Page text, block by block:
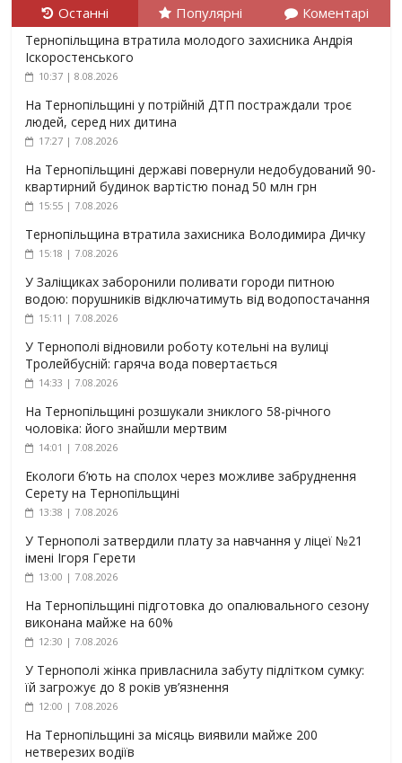
Останні Популярні Коментарі
Тернопільщина втратила молодого захисника Андрія
Іскоростенського
10:37 | 8.08.2026
На Тернопільщині у потрійній ДТП постраждали троє
людей, серед них дитина
17:27 | 7.08.2026
На Тернопільщині державі повернули недобудований 90-
квартирний будинок вартістю понад 50 млн грн
15:55 | 7.08.2026
Тернопільщина втратила захисника Володимира Дичку
15:18 | 7.08.2026
У Заліщиках заборонили поливати городи питною
водою: порушників відключатимуть від водопостачання
15:11 | 7.08.2026
У Тернополі відновили роботу котельні на вулиці
Тролейбусній: гаряча вода повертається
14:33 | 7.08.2026
На Тернопільщині розшукали зниклого 58-річного
чоловіка: його знайшли мертвим
14:01 | 7.08.2026
Екологи б’ють на сполох через можливе забруднення
Серету на Тернопільщині
13:38 | 7.08.2026
У Тернополі затвердили плату за навчання у ліцеї №21
імені Ігоря Герети
13:00 | 7.08.2026
На Тернопільщині підготовка до опалювального сезону
виконана майже на 60%
12:30 | 7.08.2026
У Тернополі жінка привласнила забуту підлітком сумку:
їй загрожує до 8 років ув’язнення
12:00 | 7.08.2026
На Тернопільщині за місяць виявили майже 200
нетверезих водіїв